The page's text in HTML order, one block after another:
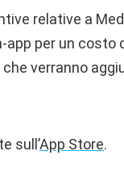
relative a
per un costo
verranno
sull’App Store.